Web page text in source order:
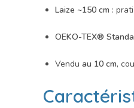
Laize ~150 cm :
OEKO-TEX®
Vendu au 10 cm,